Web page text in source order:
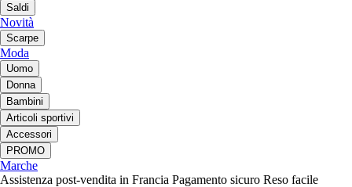
Saldi
Novità
Scarpe
Moda
Uomo
Donna
Bambini
Articoli sportivi
Accessori
PROMO
Marche
Assistenza post-vendita in Francia Pagamento sicuro Reso facile